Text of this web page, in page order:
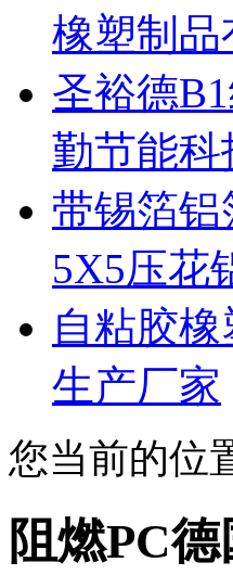
橡塑制
圣裕德
勤节能科
带锡箔
5X5压花
自粘胶
生产厂家
您当前的位
阻燃PC